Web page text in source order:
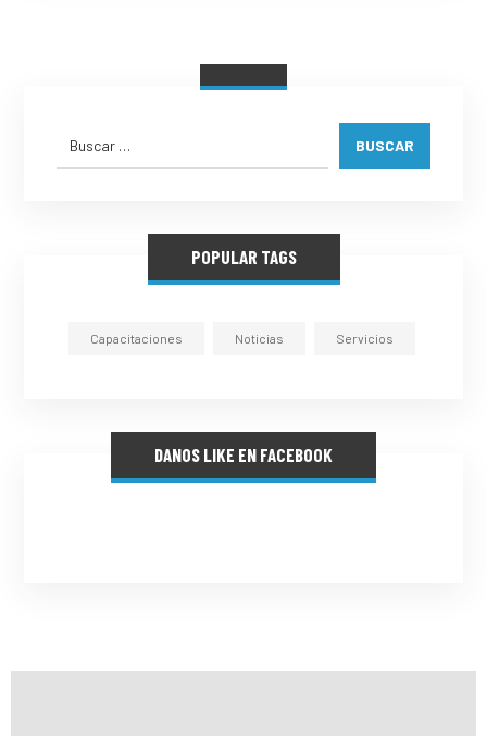
BUSCAR
POPULAR TAGS
Capacitaciones Noticias Servicios
DANOS LIKE EN FACEBOOK